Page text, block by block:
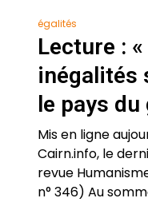
égalités
Lecture :
inégalités
le pays
Mis en ligne
Cairn.info, le
revue
n° 346) Au